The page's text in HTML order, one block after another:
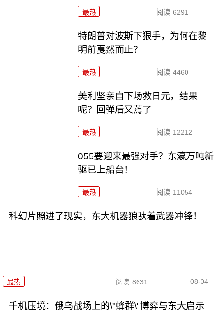
最热 阅读 6291
特朗普对波斯下狠手，为何在黎
明前戛然而止？
最热 阅读 4460
美利坚亲自下场救日元，结果
呢？回弹后又蔫了
最热 阅读 12212
055要迎来最强对手？东瀛万吨新
驱已上船台！
最热 阅读 11054
科幻片照进了现实，东大机器狼驮着武器冲锋！
最热 阅读 8631 08-04
千机压境：俄乌战场上的\"蜂群\"博弈与东大启示